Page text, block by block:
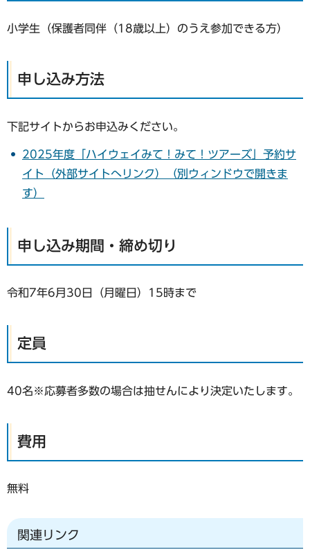
小学生（保護者同伴（18歳以上）のうえ参加できる方）
申し込み方法
下記サイトからお申込みください。
2025年度「ハイウェイみて！みて！ツアーズ」予約サ
イト（外部サイトへリンク）（別ウィンドウで開きま
す）
申し込み期間・締め切り
令和7年6月30日（月曜日）15時まで
定員
40名※応募者多数の場合は抽せんにより決定いたします。
費用
無料
関連リンク